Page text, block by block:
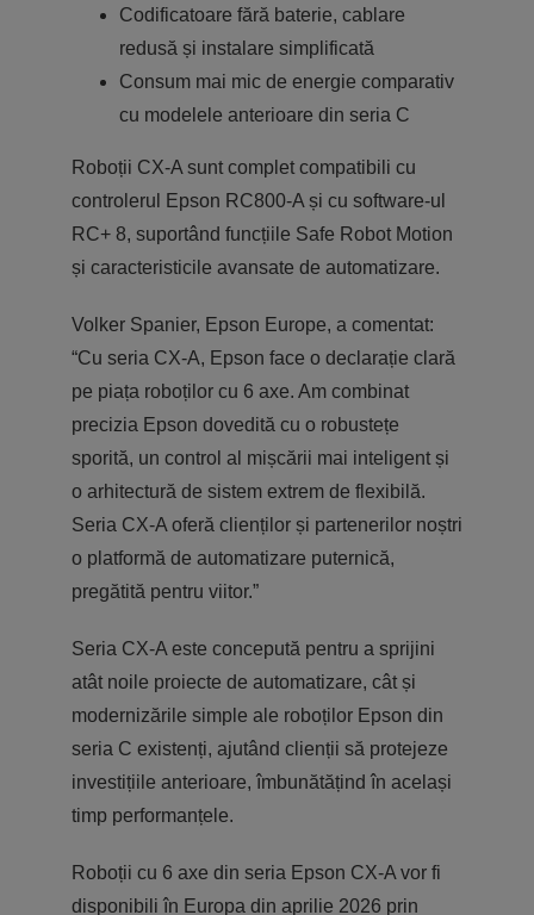
Codificatoare fără baterie, cablare
redusă și instalare simplificată
Consum mai mic de energie comparativ
cu modelele anterioare din seria C
Roboții CX-A sunt complet compatibili cu
controlerul Epson RC800-A și cu software-ul
RC+ 8, suportând funcțiile Safe Robot Motion
și caracteristicile avansate de automatizare.
Volker Spanier, Epson Europe, a comentat:
“Cu seria CX-A, Epson face o declarație clară
pe piața roboților cu 6 axe. Am combinat
precizia Epson dovedită cu o robustețe
sporită, un control al mișcării mai inteligent și
o arhitectură de sistem extrem de flexibilă.
Seria CX-A oferă clienților și partenerilor noștri
o platformă de automatizare puternică,
pregătită pentru viitor.”
Seria CX-A este concepută pentru a sprijini
atât noile proiecte de automatizare, cât și
modernizările simple ale roboților Epson din
seria C existenți, ajutând clienții să protejeze
investițiile anterioare, îmbunătățind în același
timp performanțele.
Roboții cu 6 axe din seria Epson CX-A vor fi
disponibili în Europa din aprilie 2026 prin